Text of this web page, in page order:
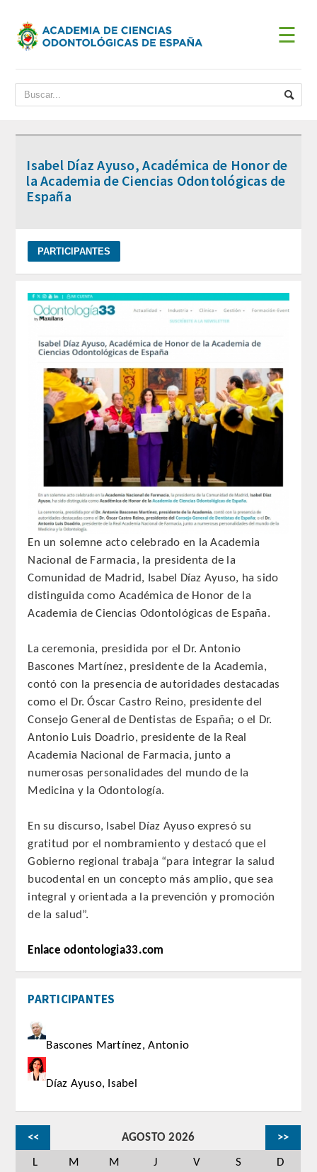
ACADEMIA
BIENVENIDA DEL PRESIDENTE
DATOS HISTÓRICOS
Historia
Presidentes
JUNTA DE GOBIERNO
ESTATUTOS
REGLAMENTO
ACADEMICOS
SECCIONES
CIENCIAS BASICAS MEDICAS
AFINES A LA ODONTOLOGIA
HUMANIDADES Y CIENCIAS
MEDICO-JURIDICAS
PREVENCION,PROMOCION DE LA
SALUD Y GESTION NUEVAS
TECNOLOGIAS SANITARIAS
QUIRURGICA
ODONTOLOGIA CONSERVADORA
ORTOGNATIA
NÚMERO
Alfabético
Número de Medalla
CORRESPONDIENTES
SUPERNUMERARIOS
CORRESPONDIENTES EXTRANJEROS
HISTÓRICO DE ACADÉMICOS
Número
Honor
Correspondientes
☰
Isabel Díaz Ayuso, Académica de Honor de
la Academia de Ciencias Odontológicas de
España
En un solemne acto celebrado en la Academia
Nacional de Farmacia, la presidenta de la
Comunidad de Madrid, Isabel Díaz Ayuso, ha sido
distinguida como Académica de Honor de la
Academia de Ciencias Odontológicas de España.
La ceremonia, presidida por el Dr. Antonio
Bascones Martínez, presidente de la Academia,
contó con la presencia de autoridades destacadas
como el Dr. Óscar Castro Reino, presidente del
Consejo General de Dentistas de España; o el Dr.
Antonio Luis Doadrio, presidente de la Real
Academia Nacional de Farmacia, junto a
numerosas personalidades del mundo de la
Medicina y la Odontología.
En su discurso, Isabel Díaz Ayuso expresó su
gratitud por el nombramiento y destacó que el
Gobierno regional trabaja “para integrar la salud
bucodental en un concepto más amplio, que sea
integral y orientada a la prevención y promoción
de la salud”.
Enlace odontologia33.com
PARTICIPANTES
Bascones Martínez, Antonio
Díaz Ayuso, Isabel
<< AGOSTO 2026 >>
L M M J V S D